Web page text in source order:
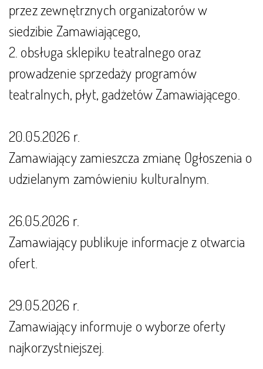
przez zewnętrznych organizatorów w
siedzibie Zamawiającego,
2. obsługa sklepiku teatralnego oraz
prowadzenie sprzedaży programów
teatralnych, płyt, gadżetów Zamawiającego.
20.05.2026 r.
Zamawiający zamieszcza zmianę Ogłoszenia o
udzielanym zamówieniu kulturalnym.
26.05.2026 r.
Zamawiający publikuje informacje z otwarcia
ofert.
29.05.2026 r.
Zamawiający informuje o wyborze oferty
najkorzystniejszej.